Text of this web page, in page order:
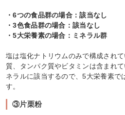
・6つの食品群の場合：該当なし
・3色食品群の場合：該当なし
・5大栄養素の場合：ミネラル群
塩は塩化ナトリウムのみで構成され
質、タンパク質やビタミンは含まれ
ネラルに該当するので、5大栄養素で
す。
③片栗粉